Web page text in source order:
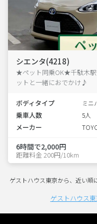
シエンタ(4218)
★ペット同乗OK★千駄木駅
ットと一緒におでかけ♪
ボディタイプ ミニ
乗車人数 5人
メーカー
6時間で2,000円
距離料金 200円/10km
ゲストハウス東京から、近い順
ゲストハウス